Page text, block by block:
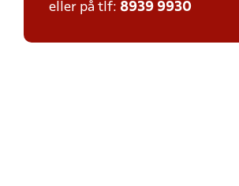
eller på tlf: 8939 9930